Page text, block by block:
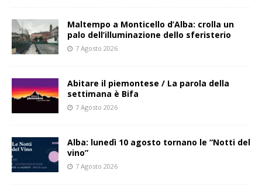
Maltempo a Monticello d’Alba: crolla un
palo dell’illuminazione dello sferisterio
7 Agosto 2026
Abitare il piemontese / La parola della
settimana è Bifa
7 Agosto 2026
Alba: lunedì 10 agosto tornano le “Notti del
vino”
7 Agosto 2026